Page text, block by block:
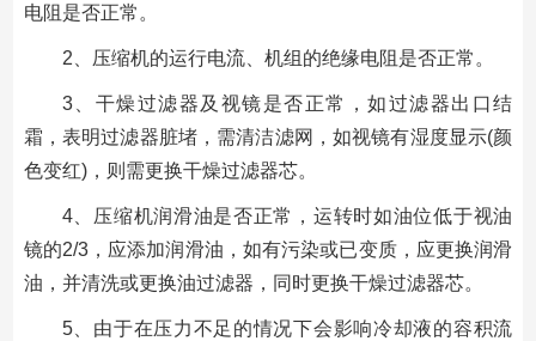
电阻是否正常。
2、压缩机的运行电流、机组的绝缘电阻是否正常。
3、干燥过滤器及视镜是否正常，如过滤器出口结
霜，表明过滤器脏堵，需清洁滤网，如视镜有湿度显示(颜
色变红)，则需更换干燥过滤器芯。
4、压缩机润滑油是否正常，运转时如油位低于视油
镜的2/3，应添加润滑油，如有污染或已变质，应更换润滑
油，并清洗或更换油过滤器，同时更换干燥过滤器芯。
5、由于在压力不足的情况下会影响冷却液的容积流